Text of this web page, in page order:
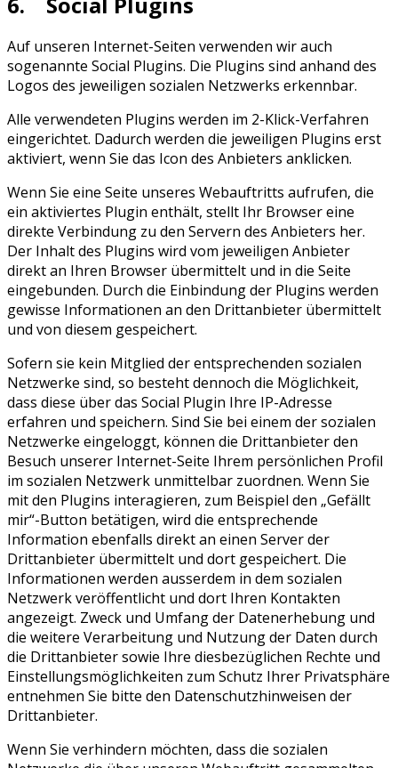
Auf unseren Internet-Seiten verwenden wir auch
sogenannte Social Plugins. Die Plugins sind anhand des
Logos des jeweiligen sozialen Netzwerks erkennbar.
Alle verwendeten Plugins werden im 2-Klick-Verfahren
eingerichtet. Dadurch werden die jeweiligen Plugins erst
aktiviert, wenn Sie das Icon des Anbieters anklicken.
Wenn Sie eine Seite unseres Webauftritts aufrufen, die
ein aktiviertes Plugin enthält, stellt Ihr Browser eine
direkte Verbindung zu den Servern des Anbieters her.
Der Inhalt des Plugins wird vom jeweiligen Anbieter
direkt an Ihren Browser übermittelt und in die Seite
eingebunden. Durch die Einbindung der Plugins werden
gewisse Informationen an den Drittanbieter übermittelt
und von diesem gespeichert.
Sofern sie kein Mitglied der entsprechenden sozialen
Netzwerke sind, so besteht dennoch die Möglichkeit,
dass diese über das Social Plugin Ihre IP-Adresse
erfahren und speichern. Sind Sie bei einem der sozialen
Netzwerke eingeloggt, können die Drittanbieter den
Besuch unserer Internet-Seite Ihrem persönlichen Profil
im sozialen Netzwerk unmittelbar zuordnen. Wenn Sie
mit den Plugins interagieren, zum Beispiel den „Gefällt
mir“-Button betätigen, wird die entsprechende
Information ebenfalls direkt an einen Server der
Drittanbieter übermittelt und dort gespeichert. Die
Informationen werden ausserdem in dem sozialen
Netzwerk veröffentlicht und dort Ihren Kontakten
angezeigt. Zweck und Umfang der Datenerhebung und
die weitere Verarbeitung und Nutzung der Daten durch
die Drittanbieter sowie Ihre diesbezüglichen Rechte und
Einstellungsmöglichkeiten zum Schutz Ihrer Privatsphäre
entnehmen Sie bitte den Datenschutzhinweisen der
Drittanbieter.
Wenn Sie verhindern möchten, dass die sozialen